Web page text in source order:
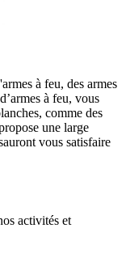
à feu, des armes
à feu, vous
comme des
une large
vous satisfaire
activités et